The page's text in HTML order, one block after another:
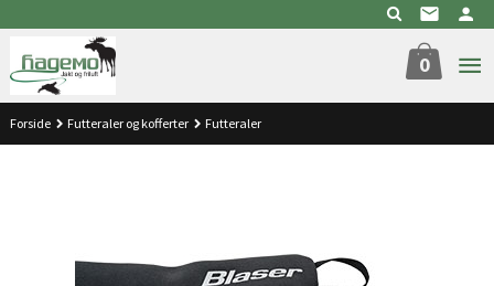
til
innholdet
0
Forside Futteraler og kofferter Futteraler